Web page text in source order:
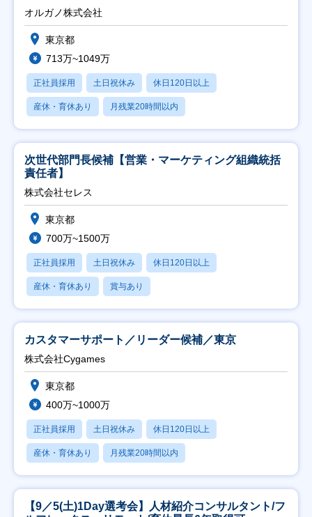
オルガノ株式会社
東京都
713万~1049万
正社員採用 土日祝休み 休日120日以上
産休・育休あり 月残業20時間以内
次世代部門長候補【営業・マーケティング組織統括
責任者】
株式会社セレス
東京都
700万~1500万
正社員採用 土日祝休み 休日120日以上
産休・育休あり 賞与あり
カスタマーサポート／リーダー候補／東京
株式会社Cygames
東京都
400万~1000万
正社員採用 土日祝休み 休日120日以上
産休・育休あり 月残業20時間以内
【9／5(土)1Day選考会】人材紹介コンサルタント/フ